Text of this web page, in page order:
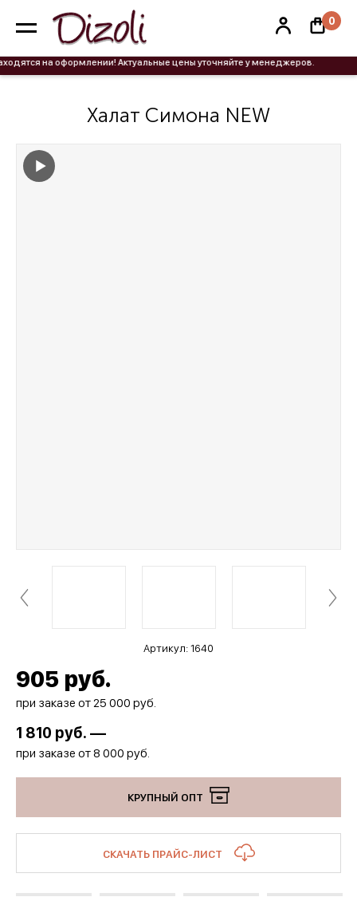
0
на оформлении! Актуальные цены уточняйте у менеджеров.
Халат Симона NEW
Артикул:1640
905 руб.
при заказе от 25 000 руб.
1 810 руб. —
при заказе от 8 000 руб.
КРУПНЫЙ ОПТ
СКАЧАТЬ ПРАЙС-ЛИСТ